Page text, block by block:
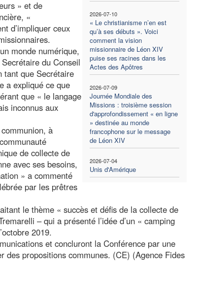
2026-07-10
« Le christianisme n’en est
qu’à ses débuts ». Voici
comment la vision
missionnaire de Léon XIV
puise ses racines dans les
Actes des Apôtres
2026-07-09
Journée Mondiale des
Missions : troisième session
d'approfondissement « en ligne
» destinée au monde
francophone sur le message
de Léon XIV
2026-07-04
Unis d'Amérique
» et de
«
d’impliquer ceux
monde numérique,
du Conseil
tant que Secrétaire
a expliqué ce que
que « le langage
inconnus aux
à
de collecte de
avec ses besoins,
» a commenté
par les prêtres
le thème « succès et défis de la collecte de
– qui a présenté l’idée d’un « camping
2019.
et concluront la Conférence par une
des propositions communes. (CE) (Agence Fides